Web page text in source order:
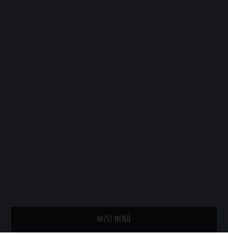
HIZLI MENÜ